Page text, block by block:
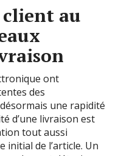
au
ont
des
une rapidité
d’une livraison est
tout aussi
initial de l’article. Un